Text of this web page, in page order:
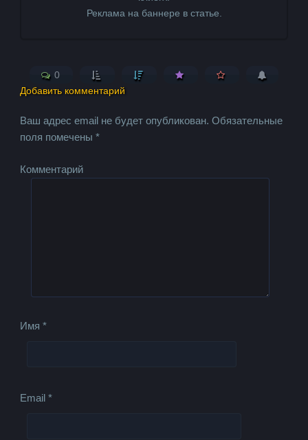
Реклама на баннере в статье.
0
Добавить комментарий
Ваш адрес email не будет опубликован. Обязательные
поля помечены*
Комментарий
Имя*
Email*